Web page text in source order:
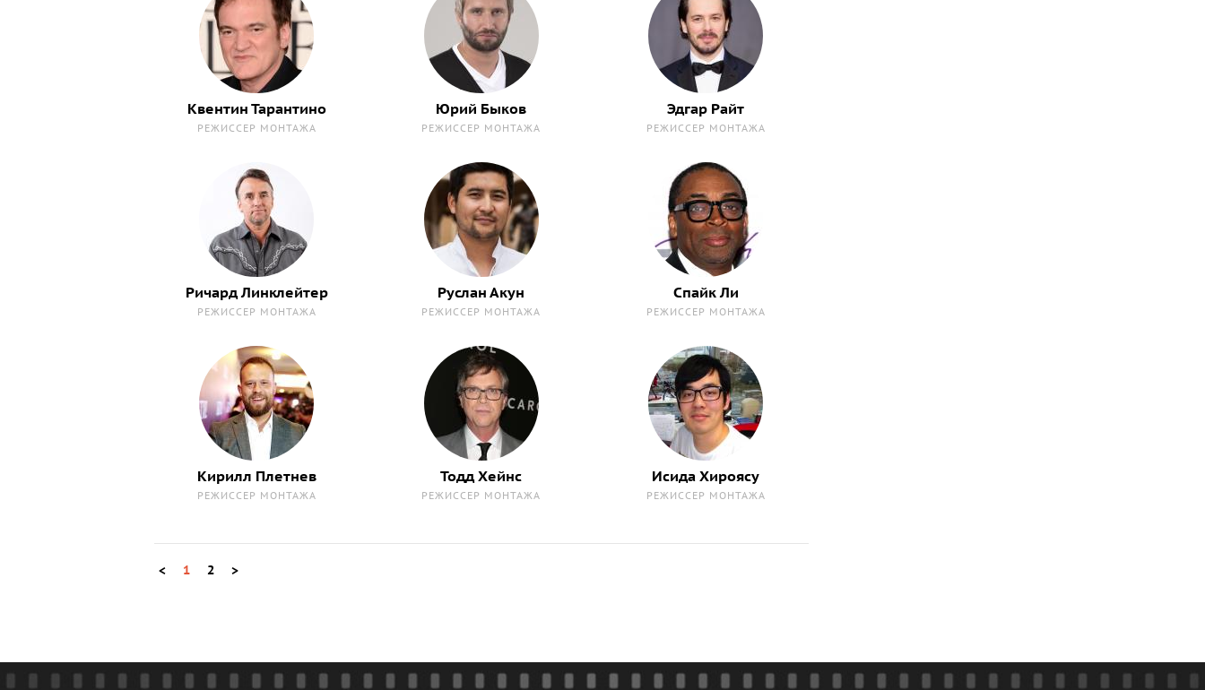
Квентин Тарантино
РЕЖИССЕР МОНТАЖА
Юрий Быков
РЕЖИССЕР МОНТАЖА
Эдгар Райт
РЕЖИССЕР МОНТАЖА
Ричард Линклейтер
РЕЖИССЕР МОНТАЖА
Руслан Акун
РЕЖИССЕР МОНТАЖА
Спайк Ли
РЕЖИССЕР МОНТАЖА
Кирилл Плетнев
РЕЖИССЕР МОНТАЖА
Тодд Хейнс
РЕЖИССЕР МОНТАЖА
Исида Хироясу
РЕЖИССЕР МОНТАЖА
< 1 2 >